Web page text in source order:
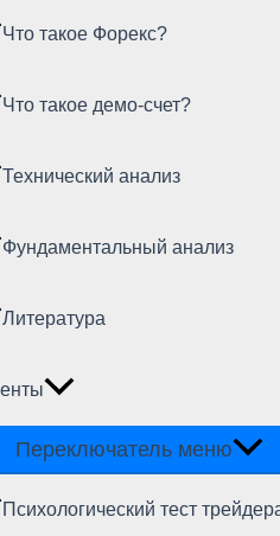
Что такое Форекс?
Что такое демо-счет?
Технический анализ
Фундаментальный анализ
Литература
Переключатель меню
Психологический тест